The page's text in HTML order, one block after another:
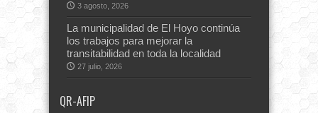
3 agosto, 2026
La municipalidad de El Hoyo continúa
los trabajos para mejorar la
transitabilidad en toda la localidad
27 julio, 2026
QR-AFIP